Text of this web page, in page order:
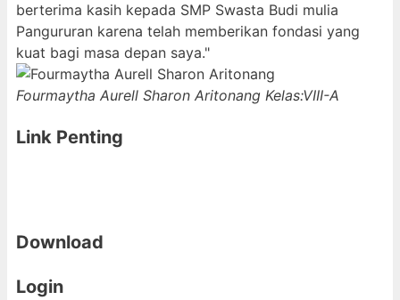
berterima kasih kepada SMP Swasta Budi mulia
Pangururan karena telah memberikan fondasi yang
kuat bagi masa depan saya."
Fourmaytha Aurell Sharon Aritonang Kelas:VIII-A
Link Penting
Download
Login